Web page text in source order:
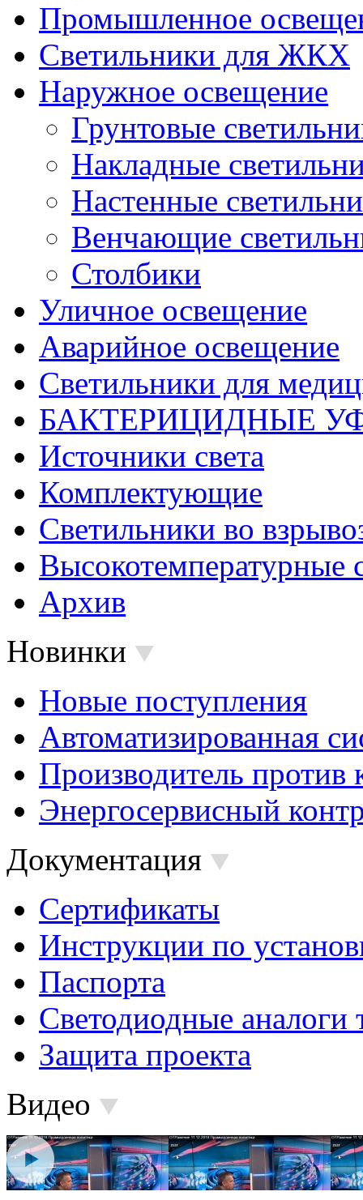
Промышленное
Светильники для ЖКХ
Наружное освещение
Грунтовые
Накладные
Настенные
Венчающие
Столбики
Уличное освещение
Аварийное освещение
Светильники для
БАКТЕРИЦИДНЫЕ
Источники света
Комплектующие
Светильники во
Высокотемпературные
Архив
Новинки
Новые поступления
Автоматизированная
Производитель против
Энергосервисный
Документация
Сертификаты
Инструкции по
Паспорта
Светодиодные аналоги
Защита проекта
Видео